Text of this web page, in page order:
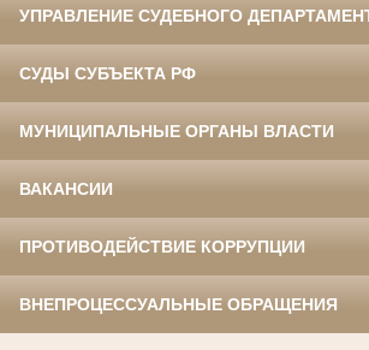
УПРАВЛЕНИЕ СУДЕБНОГО
СУДЫ СУБЪЕКТА РФ
МУНИЦИПАЛЬНЫЕ ОРГАНЫ ВЛАСТИ
ВАКАНСИИ
ПРОТИВОДЕЙСТВИЕ КОРРУПЦИИ
ВНЕПРОЦЕССУАЛЬНЫЕ ОБРАЩЕНИЯ